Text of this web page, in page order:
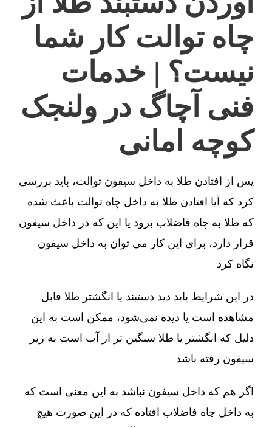
چاه توالت کار شما
نیست؟ | خدمات
فنی آچاگ در ولنجک
کوچه امانی
پس از افتادن طلا به داخل سیفون توالت، باید بررسی
کرد که آیا افتادن طلا به داخل چاه توالت باعث شده
که طلا به چاه فاضلاب برود یا این که در داخل سیفون
قرار دارد، برای این کار می توان به داخل سیفون
نگاه کرد
در این شرایط باید دید دستبند یا انگشتر طلا قابل
مشاهده است یا دیده نمی‌شود، ممکن است به این
دلیل که انگشتر یا طلا سنگین تر از آب است به زیر
سیفون رفته باشد
اگر هم که داخل سیفون نباشد به این معنی است که
به داخل چاه فاضلاب افتاده که در این صورت هیچ